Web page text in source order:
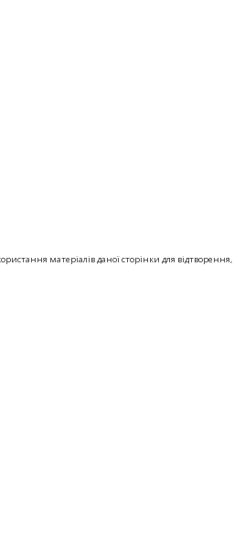
матеріалів даної сторінки для